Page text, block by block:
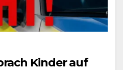
Kinder auf